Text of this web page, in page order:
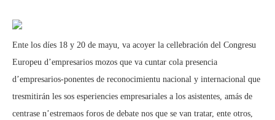
Ente los díes 18 y 20 de mayu, va acoyer la cellebración del Congresu
Europeu d’empresarios mozos que va cuntar cola presencia
d’empresarios-ponentes de reconocimientu nacional y internacional que
tresmitirán les sos esperiencies empresariales a los asistentes, amás de
centrase n’estremaos foros de debate nos que se van tratar, ente otros,